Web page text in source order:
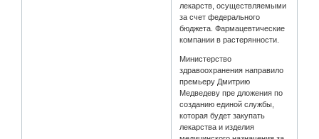
лекарств, осуществляемыми
за счет федерального
бюджета. Фармацевтические
компании в растерянности.
Министерство
здравоохранения направило
премьеру Дмитрию
Медведеву пре дложения по
созданию единой службы,
которая будет закупать
лекарства и изделия